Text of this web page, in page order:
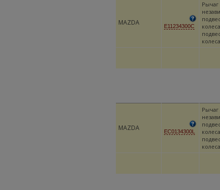
MAZDA E11234300C
Рычаг
колеса
MAZDA EC0134300L
Рычаг
колеса